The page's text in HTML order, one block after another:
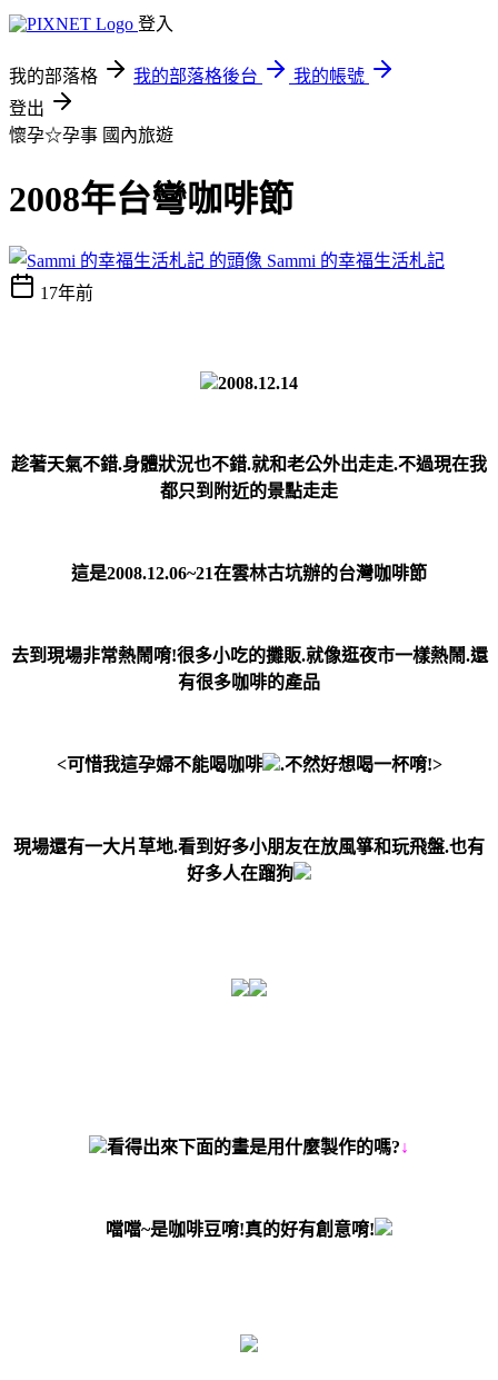
登入
我的部落格 我的部落格後台
我的帳號
登出
懷孕☆孕事 國內旅遊
2008年台彎咖啡節
Sammi 的幸福生活札記
17年前
2008.12.14
趁著天氣不錯.身體狀況也不錯.就和老公外出走走.不過現在我
都只到附近的景點走走
這是2008.12.06~21在雲林古坑辦的台灣咖啡節
去到現場非常熱鬧唷!很多小吃的攤販.就像逛夜市一樣熱鬧.還
有很多咖啡的產品
<可惜我這孕婦不能喝咖啡 .不然好想喝一杯唷!>
現場還有一大片草地.看到好多小朋友在放風箏和玩飛盤.也有
好多人在蹓狗
看得出來下面的畫是用什麼製作的嗎?↓
噹噹~是咖啡豆唷!真的好有創意唷!